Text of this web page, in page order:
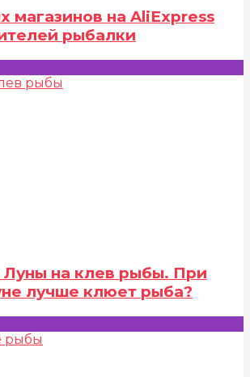
магазинов на AliExpress
рыбалки
Луны на клев рыбы. При
лучше клюет рыба?